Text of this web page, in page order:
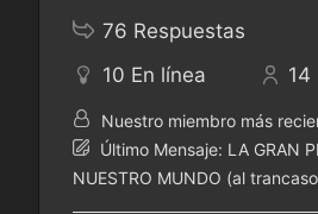
76 Respuestas
10 En línea 14
Nuestro miembro más
Último Mensaje: LA GRAN
NUESTRO MUNDO (al